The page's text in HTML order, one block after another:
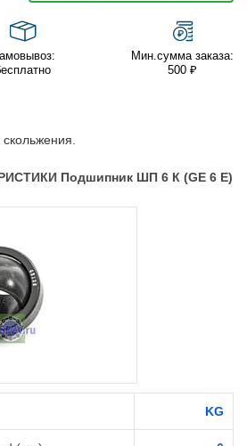
Мин.сумма заказа:
500 ₽
Подшипник ШП 6 К (GE 6 E)
KG